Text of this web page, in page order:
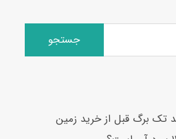
جستجو
تک برگ قبل از خرید زمین